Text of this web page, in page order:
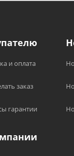
и оплата
заказ
гарантии